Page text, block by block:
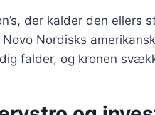
der kalder den
Nordisks
falder, og kronen